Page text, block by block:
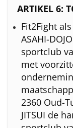
ARTIKEL 6:
Fit2Fight
ASAHI-
sportclub
met
2360 Oud-
JITSUI de